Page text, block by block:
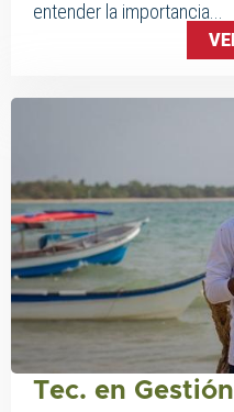
entender la importancia...
Tec. en